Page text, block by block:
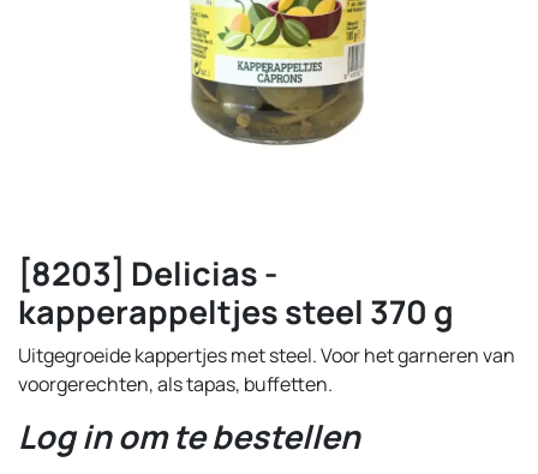
[8203] Delicias -
kapperappeltjes steel 370 g
Uitgegroeide kappertjes met steel. Voor het garneren van
voorgerechten, als tapas, buffetten.
Log in om te bestellen